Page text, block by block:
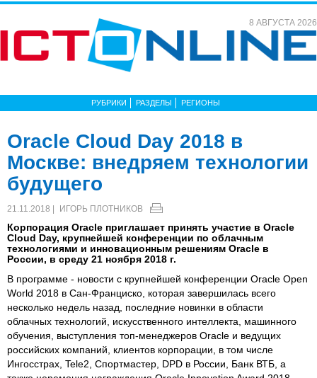
8 АВГУСТА 2026
РУБРИКИ РАЗДЕЛЫ РЕГИОНЫ
Oracle Cloud Day 2018 в
Москве: внедряем технологии
будущего
21.11.2018 | ИГОРЬ ПЛОТНИКОВ
Корпорация Oracle приглашает принять участие в Oracle
Cloud Day, крупнейшей конференции по облачным
технологиями и инновационным решениям Oracle в
России, в среду 21 ноября 2018 г.
В программе - новости с крупнейшей конференции Oracle Open
World 2018 в Сан-Франциско, которая завершилась всего
несколько недель назад, последние новинки в области
облачных технологий, искусственного интеллекта, машинного
обучения, выступления топ-менеджеров Oracle и ведущих
российских компаний, клиентов корпорации, в том числе
Ингосстрах, Tele2, Cпортмастер, DPD в России, Банк ВТБ, а